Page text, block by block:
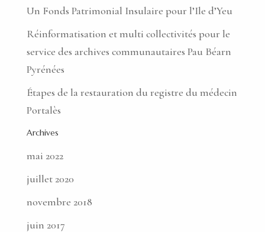
Un Fonds Patrimonial Insulaire pour l’Ile d’Yeu
Réinformatisation et multi collectivités pour le
service des archives communautaires Pau Béarn
Pyrénées
Étapes de la restauration du registre du médecin
Portalès
Archives
mai 2022
juillet 2020
novembre 2018
juin 2017